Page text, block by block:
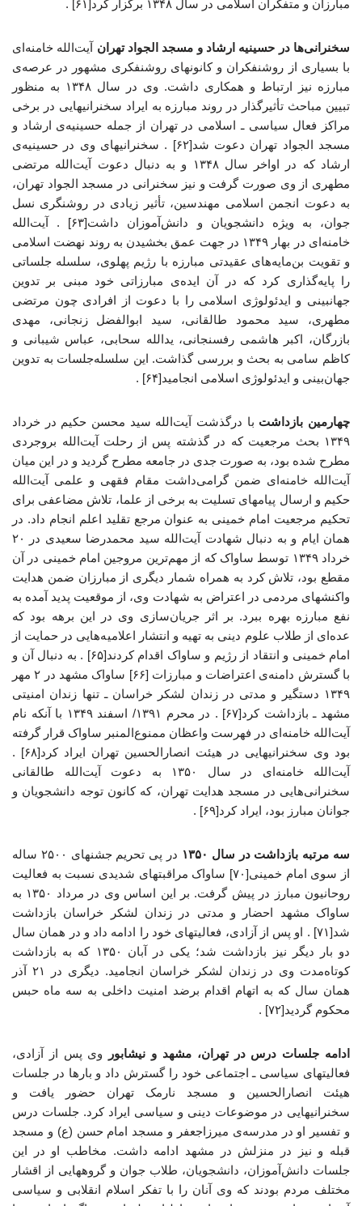
مبارزان و متفکران اسلامی در سال ۱۳۴۸ برگزار کرد[۶۱] .
سخنرانی‌ها در حسینیه ارشاد و مسجد الجواد تهران آیت‌الله خامنه‌ای
با بسیاری از روشنفکران و کانونهای روشنفکری مشهور در عرصه‌ی
مبارزه نیز ارتباط و همکاری داشت. وی در سال ۱۳۴۸ به منظور
تبیین مباحث تأثیرگذار در روند مبارزه به ایراد سخنرانیهایی در برخی
مراکز فعال سیاسی ـ اسلامی در تهران از جمله حسینیه‌ی ارشاد و
مسجد الجواد تهران دعوت شد[۶۲] . سخنرانیهای وی در حسینیه‌ی
ارشاد که در اواخر سال ۱۳۴۸ و به دنبال دعوت آیت‌الله مرتضی
مطهری از وی صورت گرفت و نیز سخنرانی در مسجد الجواد تهران،
به دعوت انجمن اسلامی مهندسین، تأثیر زیادی در روشنگری نسل
جوان، به ویژه دانشجویان و دانش‌آموزان داشت[۶۳] . آیت‌الله
خامنه‌ای در بهار ۱۳۴۹ در جهت عمق بخشیدن به روند نهضت اسلامی
و تقویت بن‌مایه‌های عقیدتی مبارزه با رژیم پهلوی، سلسله جلساتی
را پایه‌گذاری کرد که در آن ایده‌ی مبارزاتی خود مبنی بر تدوین
جهانبینی و ایدئولوژی اسلامی را با دعوت از افرادی چون مرتضی
مطهری، سید محمود طالقانی، سید ابوالفضل زنجانی، مهدی
بازرگان، اکبر هاشمی رفسنجانی، یدالله سحابی، عباس شیبانی و
کاظم سامی به بحث و بررسی گذاشت. این سلسله‌جلسات به تدوین
جهان‌بینی و ایدئولوژی اسلامی انجامید[۶۴] .
چهارمین بازداشت با درگذشت آیت‌الله سید محسن حکیم در خرداد
۱۳۴۹ بحث مرجعیت که در گذشته پس از رحلت آیت‌الله بروجردی
مطرح شده بود، به صورت جدی در جامعه مطرح گردید و در این میان
آیت‌الله خامنه‌ای ضمن گرامی‌داشت مقام فقهی و علمی آیت‌الله
حکیم و ارسال پیامهای تسلیت به برخی از علما، تلاش مضاعفی برای
تحکیم مرجعیت امام خمینی به عنوان مرجع تقلید اعلم انجام داد. در
همان ایام و به دنبال شهادت آیت‌الله سید محمدرضا سعیدی در ۲۰
خرداد ۱۳۴۹ توسط ساواک که از مهم‌ترین مروجین امام خمینی در آن
مقطع بود، تلاش کرد به همراه شمار دیگری از مبارزان ضمن هدایت
واکنشهای مردمی در اعتراض به شهادت وی، از موقعیت پدید آمده به
نفع مبارزه بهره ببرد. بر اثر جریان‌سازی وی در این برهه بود که
عده‌ای از طلاب علوم دینی به تهیه و انتشار اعلامیه‌هایی در حمایت از
امام خمینی و انتقاد از رژیم و ساواک اقدام کردند[۶۵] . به دنبال آن و
با گسترش دامنه‌ی اعتراضات و مبارزات [۶۶] ساواک مشهد در ۲ مهر
۱۳۴۹ دستگیر و مدتی در زندان لشکر خراسان ـ تنها زندان امنیتی
مشهد ـ بازداشت کرد[۶۷] . در محرم ۱۳۹۱/ اسفند ۱۳۴۹ با آنکه نام
آیت‌الله خامنه‌ای در فهرست واعظان ممنوع‌المنبر ساواک قرار گرفته
بود وی سخنرانیهایی در هیئت انصارالحسین تهران ایراد کرد[۶۸] .
آیت‌الله خامنه‌ای در سال ۱۳۵۰ به دعوت آیت‌الله طالقانی
سخنرانی‌هایی در مسجد هدایت تهران، که کانون توجه دانشجویان و
جوانان مبارز بود، ایراد کرد[۶۹] .
سه مرتبه بازداشت در سال ۱۳۵۰
در پی تحریم جشنهای ۲۵۰۰ ساله
از سوی امام خمینی[۷۰] ساواک مراقبتهای شدیدی نسبت به فعالیت
روحانیون مبارز در پیش گرفت. بر این اساس وی در مرداد ۱۳۵۰ به
ساواک مشهد احضار و مدتی در زندان لشکر خراسان بازداشت
شد[۷۱] . او پس از آزادی، فعالیتهای خود را ادامه داد و در همان سال
دو بار دیگر نیز بازداشت شد؛ یکی در آبان ۱۳۵۰ که به بازداشت
کوتاه‌مدت وی در زندان لشکر خراسان انجامید. دیگری در ۲۱ آذر
همان سال که به اتهام اقدام برضد امنیت داخلی به سه ماه حبس
محکوم گردید[۷۲] .
ادامه جلسات درس در تهران، مشهد و نیشابور
وی پس از آزادی،
فعالیتهای سیاسی ـ اجتماعی خود را گسترش داد و بارها در جلسات
هیئت انصارالحسین و مسجد نارمک تهران حضور یافت و
سخنرانیهایی در موضوعات دینی و سیاسی ایراد کرد. جلسات درس
و تفسیر او در مدرسه‌ی میرزاجعفر و مسجد امام حسن (ع) و مسجد
قبله و نیز در منزلش در مشهد ادامه داشت. مخاطب او در این
جلسات دانش‌آموزان، دانشجویان، طلاب جوان و گروههایی از اقشار
مختلف مردم بودند که وی آنان را با تفکر اسلام انقلابی و سیاسی